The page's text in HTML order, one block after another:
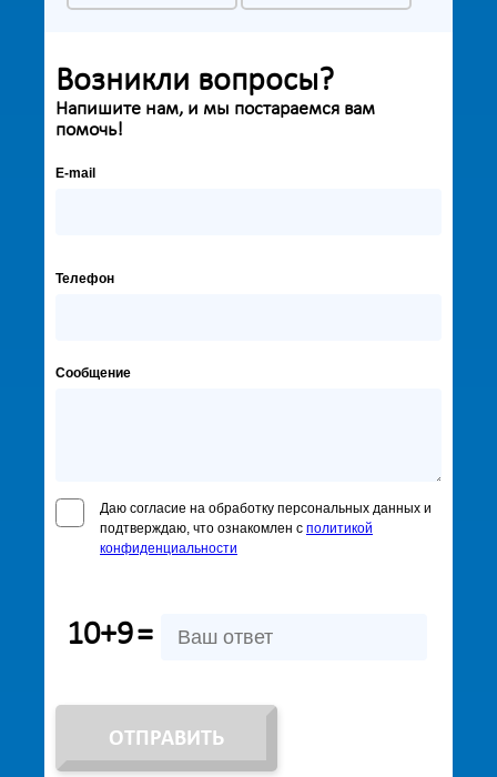
Возникли вопросы?
Напишите нам, и мы постараемся вам
помочь!
E-mail
Телефон
Сообщение
Даю согласие на обработку персональных данных и
подтверждаю, что ознакомлен с политикой
конфиденциальности
10+9=
ОТПРАВИТЬ